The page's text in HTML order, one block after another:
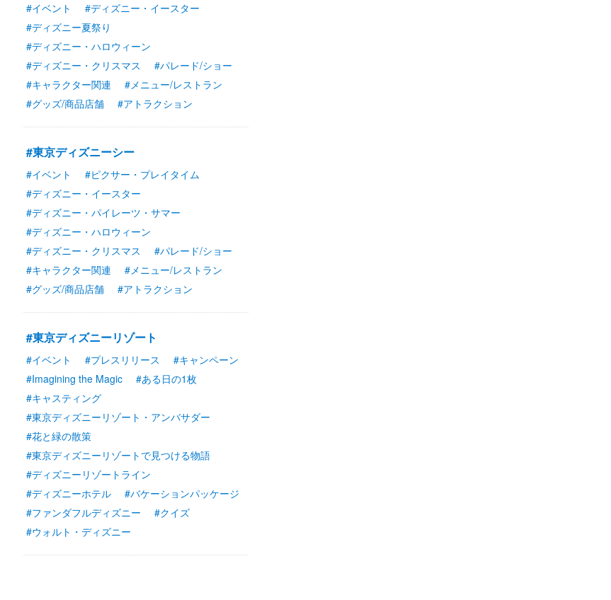
#イベント
#ディズニー・イースター
#ディズニー夏祭り
#ディズニー・ハロウィーン
#ディズニー・クリスマス
#パレード/ショー
#キャラクター関連
#メニュー/レストラン
#グッズ/商品店舗
#アトラクション
#東京ディズニーシー
#イベント
#ピクサー・プレイタイム
#ディズニー・イースター
#ディズニー・パイレーツ・サマー
#ディズニー・ハロウィーン
#ディズニー・クリスマス
#パレード/ショー
#キャラクター関連
#メニュー/レストラン
#グッズ/商品店舗
#アトラクション
#東京ディズニーリゾート
#イベント #プレスリリース
#キャンペーン
#Imagining the Magic
#ある日の1枚
#キャスティング
#東京ディズニーリゾート・アンバサダー
#花と緑の散策
#東京ディズニーリゾートで見つける物語
#ディズニーリゾートライン
#ディズニーホテル
#バケーションパッケージ
#ファンダフルディズニー
#クイズ
#ウォルト・ディズニー